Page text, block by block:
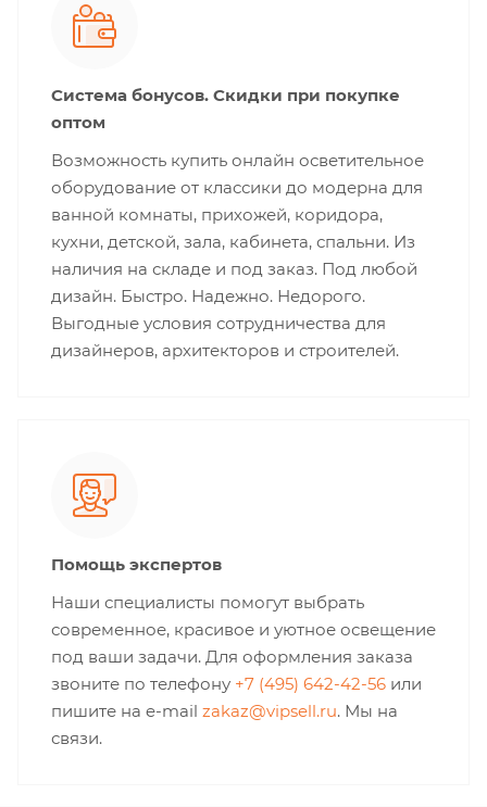
Система бонусов. Скидки при покупке
оптом
Возможность купить онлайн осветительное
оборудование от классики до модерна для
ванной комнаты, прихожей, коридора,
кухни, детской, зала, кабинета, спальни. Из
наличия на складе и под заказ. Под любой
дизайн. Быстро. Надежно. Недорого.
Выгодные условия сотрудничества для
дизайнеров, архитекторов и строителей.
Помощь экспертов
Наши специалисты помогут выбрать
современное, красивое и уютное освещение
под ваши задачи. Для оформления заказа
звоните по телефону +7 (495) 642-42-56 или
пишите на e-mail zakaz@vipsell.ru. Мы на
связи.